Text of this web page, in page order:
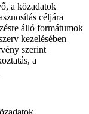
a közadatok
céljára
álló formátumok
kezelésében
szerint
a